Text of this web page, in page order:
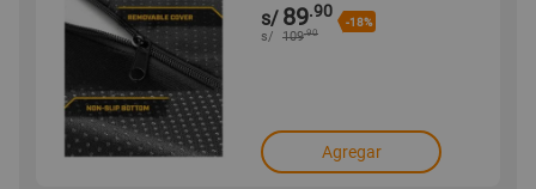
s/ 89.90
-18%
s/ 109.90
Agregar